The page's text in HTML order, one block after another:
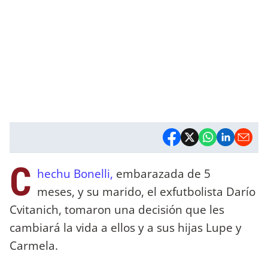
C hechu Bonelli, embarazada de 5
meses, y su marido, el exfutbolista Darío
Cvitanich, tomaron una decisión que les
cambiará la vida a ellos y a sus hijas Lupe y
Carmela.